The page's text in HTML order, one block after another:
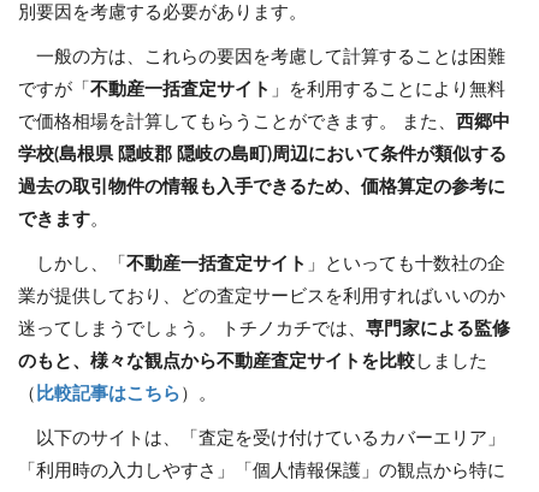
別要因を考慮する必要があります。
一般の方は、これらの要因を考慮して計算することは困難
ですが「 不動産一括査定サイト 」を利用することにより無料
で価格相場を計算してもらうことができます。 また、 西郷中
学校(島根県 隠岐郡 隠岐の島町)周辺において条件が類似する
過去の取引物件の情報も入手できるため、価格算定の参考に
できます。
しかし、「 不動産一括査定サイト 」といっても十数社の企
業が提供しており、どの査定サービスを利用すればいいのか
迷ってしまうでしょう。 トチノカチでは、 専門家による監修
のもと、様々な観点から不動産査定サイトを比較 しました
（ 比較記事はこちら ）。
以下のサイトは、「査定を受け付けているカバーエリア」
「利用時の入力しやすさ」「個人情報保護」の観点から特に